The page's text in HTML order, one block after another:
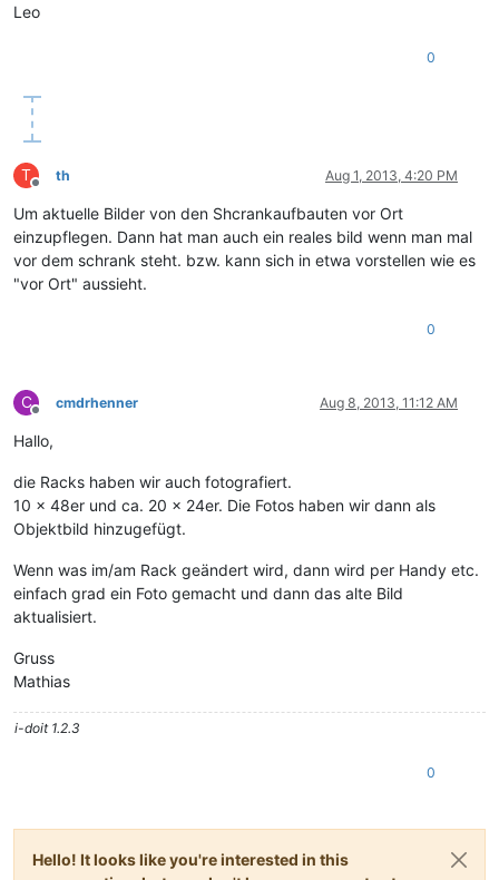
Leo
0
T
Offline
th Aug 1, 2013, 4:20 PM
Um aktuelle Bilder von den Shcrankaufbauten vor Ort
einzupflegen. Dann hat man auch ein reales bild wenn man mal
vor dem schrank steht. bzw. kann sich in etwa vorstellen wie es
"vor Ort" aussieht.
0
C
Offline
cmdrhenner Aug 8, 2013, 11:12 AM
Hallo,
die Racks haben wir auch fotografiert.
10 x 48er und ca. 20 x 24er. Die Fotos haben wir dann als
Objektbild hinzugefügt.
Wenn was im/am Rack geändert wird, dann wird per Handy etc.
einfach grad ein Foto gemacht und dann das alte Bild
aktualisiert.
Gruss
Mathias
i-doit 1.2.3
0
Hello! It looks like you're interested in this